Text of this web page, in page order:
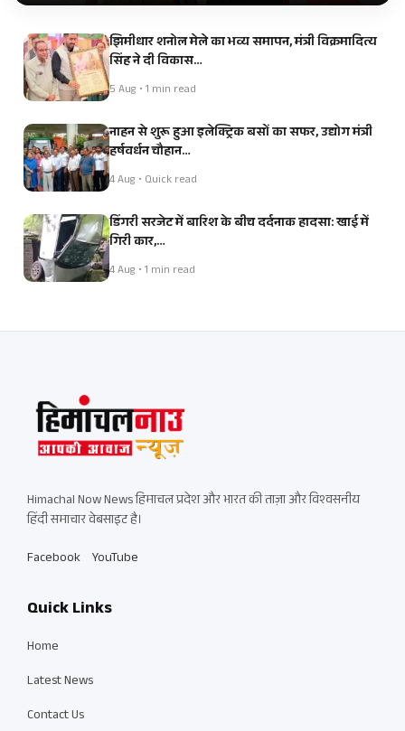
झिमीधार शनोल मेले का भव्य समापन, मंत्री विक्रमादित्य
सिंह ने दी विकास…
5 Aug • 1 min read
नाहन से शुरू हुआ इलेक्ट्रिक बसों का सफर, उद्योग मंत्री
हर्षवर्धन चौहान…
4 Aug • Quick read
डिंगरी सरजेट में बारिश के बीच दर्दनाक हादसा: खाई में
गिरी कार,…
4 Aug • 1 min read
Himachal Now News हिमाचल प्रदेश और भारत की ताज़ा और विश्वसनीय
हिंदी समाचार वेबसाइट है।
Facebook YouTube
Quick Links
Home
Latest News
Contact Us